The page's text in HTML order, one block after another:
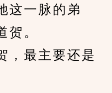
这一脉的弟
贺。
最主要还是